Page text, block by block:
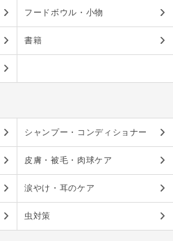
フードボウル・小物
書籍
シャンプー・コンディショナー
皮膚・被毛・肉球ケア
涙やけ・耳のケア
虫対策